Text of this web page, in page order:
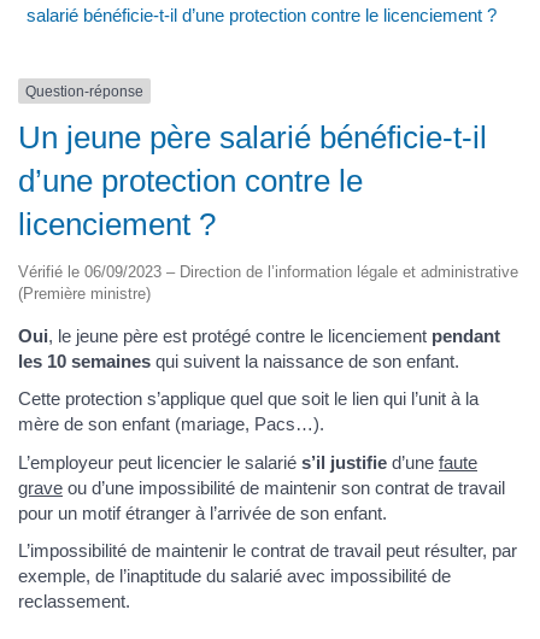
salarié bénéficie-t-il d’une protection contre le licenciement ?
Question-réponse
Un jeune père salarié bénéficie-t-il
d’une protection contre le
licenciement ?
Vérifié le 06/09/2023 – Direction de l’information légale et administrative
(Première ministre)
Oui, le jeune père est protégé contre le licenciement pendant
les 10 semaines qui suivent la naissance de son enfant.
Cette protection s’applique quel que soit le lien qui l’unit à la
mère de son enfant (mariage, Pacs…).
L’employeur peut licencier le salarié s’il justifie d’une faute
grave ou d’une impossibilité de maintenir son contrat de travail
pour un motif étranger à l’arrivée de son enfant.
L’impossibilité de maintenir le contrat de travail peut résulter, par
exemple, de l’inaptitude du salarié avec impossibilité de
reclassement.